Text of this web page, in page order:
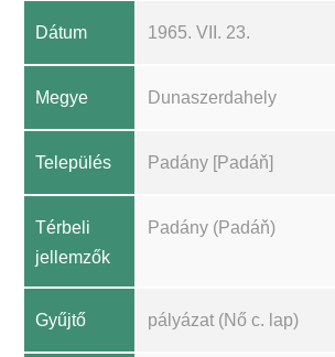
Dátum 1965. VII. 23.
Megye Dunaszerdahely
Település Padány [Padáň]
Térbeli
jellemzők
Padány (Padáň)
Gyűjtő pályázat (Nő c. lap)